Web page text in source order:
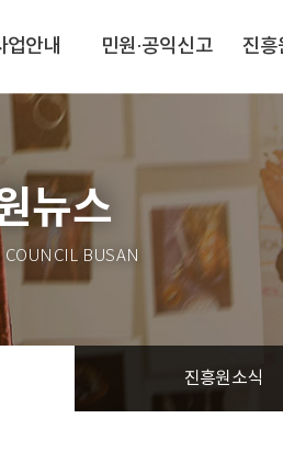
업안내 민원·공익신고 진흥
뉴스
BUSAN
진흥원소식